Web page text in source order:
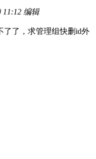
11:12 编辑
了了，求管理组快删id外